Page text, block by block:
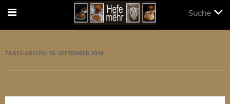
TAGES-ARCHIV: 16. SEPTEMBER 2018
Suche
Suche